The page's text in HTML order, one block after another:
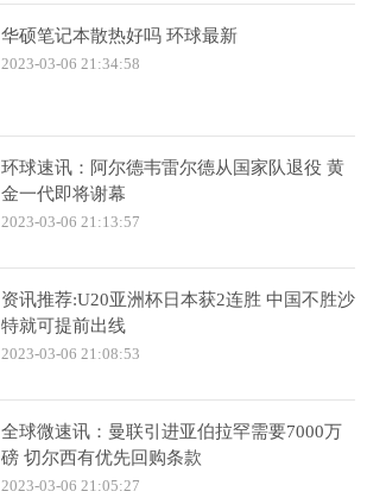
华硕笔记本散热好吗 环球最新
2023-03-06 21:34:58
环球速讯：阿尔德韦雷尔德从国家队退役 黄
金一代即将谢幕
2023-03-06 21:13:57
资讯推荐:U20亚洲杯日本获2连胜 中国不胜沙
特就可提前出线
2023-03-06 21:08:53
全球微速讯：曼联引进亚伯拉罕需要7000万
磅 切尔西有优先回购条款
2023-03-06 21:05:27